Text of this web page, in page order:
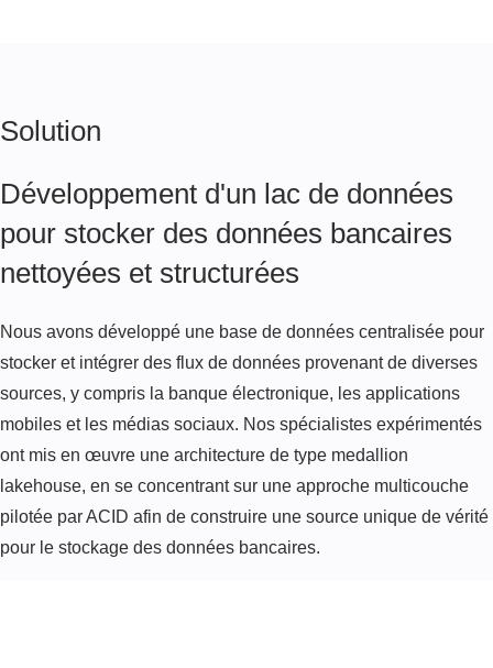
Solution
Développement d'un lac de données
pour stocker des données bancaires
nettoyées et structurées
Nous avons développé une base de données centralisée pour
stocker et intégrer des flux de données provenant de diverses
sources, y compris la banque électronique, les applications
mobiles et les médias sociaux. Nos spécialistes expérimentés
ont mis en œuvre une architecture de type medallion
lakehouse, en se concentrant sur une approche multicouche
pilotée par ACID afin de construire une source unique de vérité
pour le stockage des données bancaires.